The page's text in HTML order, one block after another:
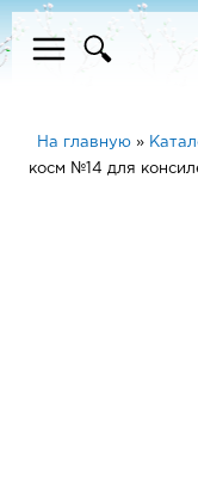
На главную »
косм №14 для